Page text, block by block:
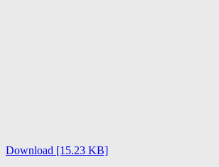
Download [15.23 KB]